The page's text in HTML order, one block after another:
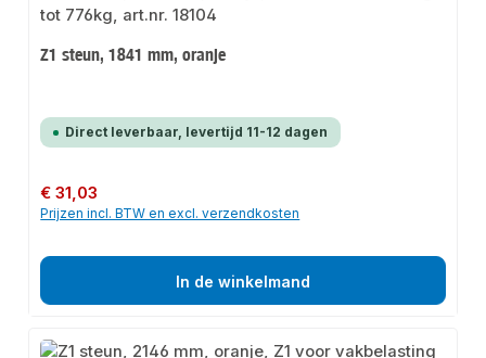
Z1 steun, 1841 mm, oranje
Direct leverbaar, levertijd 11-12 dagen
Normale prijs:
€ 31,03
Prijzen incl. BTW en excl. verzendkosten
In de winkelmand